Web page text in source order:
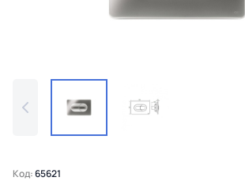
Код:65621